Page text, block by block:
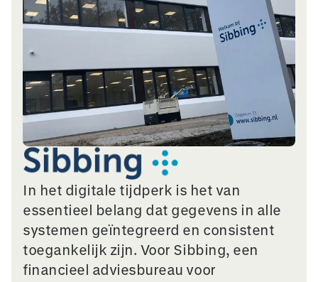
In het digitale tijdperk is het van
essentieel belang dat gegevens in alle
systemen geïntegreerd en consistent
toegankelijk zijn. Voor Sibbing, een
financieel adviesbureau voor